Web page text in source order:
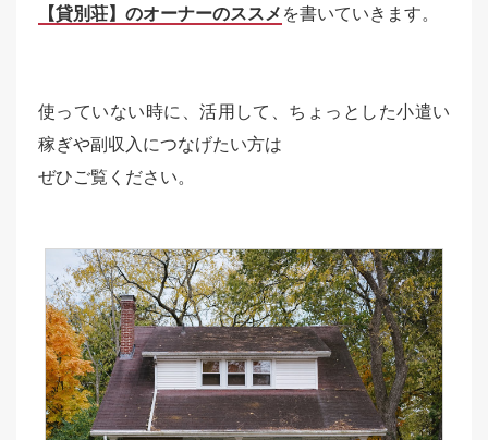
【貸別荘】のオーナーのススメ を書いていきます。
使っていない時に、活用して、ちょっとした小遣い
稼ぎや副収入につなげたい方は
ぜひご覧ください。